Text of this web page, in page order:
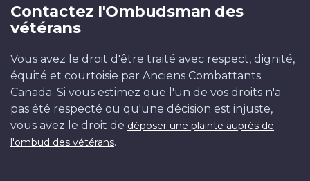
Contactez l'Ombudsman des
vétérans
Vous avez le droit d'être traité avec respect, dignité,
équité et courtoisie par Anciens Combattants
Canada. Si vous estimez que l'un de vos droits n'a
pas été respecté ou qu'une décision est injuste,
vous avez le droit de déposer une plainte auprès de
l'ombud des vétérans.